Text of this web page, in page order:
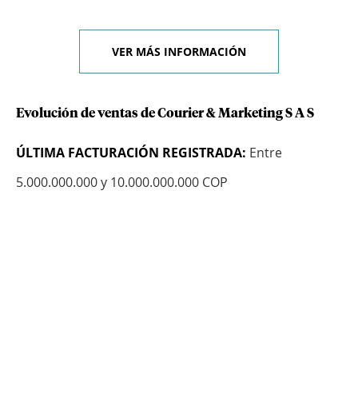
VER MÁS INFORMACIÓN
Evolución de ventas de Courier & Marketing S A S
ÚLTIMA FACTURACIÓN REGISTRADA: Entre
5.000.000.000 y 10.000.000.000 COP